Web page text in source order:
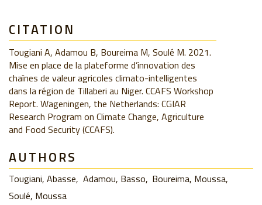
CITATION
Tougiani A, Adamou B, Boureima M, Soulé M. 2021.
Mise en place de la plateforme d’innovation des
chaînes de valeur agricoles climato-intelligentes
dans la région de Tillaberi au Niger. CCAFS Workshop
Report. Wageningen, the Netherlands: CGIAR
Research Program on Climate Change, Agriculture
and Food Security (CCAFS).
AUTHORS
Tougiani, Abasse Adamou, Basso Boureima, Moussa
Soulé, Moussa